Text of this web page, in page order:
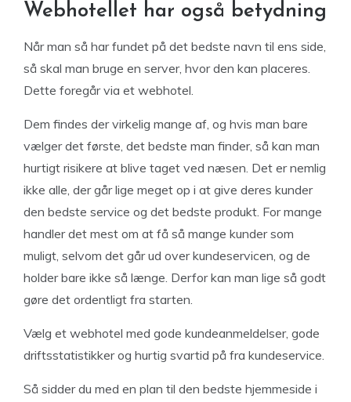
Webhotellet har også betydning
Når man så har fundet på det bedste navn til ens side,
så skal man bruge en server, hvor den kan placeres.
Dette foregår via et webhotel.
Dem findes der virkelig mange af, og hvis man bare
vælger det første, det bedste man finder, så kan man
hurtigt risikere at blive taget ved næsen. Det er nemlig
ikke alle, der går lige meget op i at give deres kunder
den bedste service og det bedste produkt. For mange
handler det mest om at få så mange kunder som
muligt, selvom det går ud over kundeservicen, og de
holder bare ikke så længe. Derfor kan man lige så godt
gøre det ordentligt fra starten.
Vælg et webhotel med gode kundeanmeldelser, gode
driftsstatistikker og hurtig svartid på fra kundeservice.
Så sidder du med en plan til den bedste hjemmeside i